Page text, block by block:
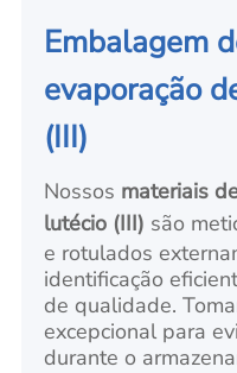
Embalagem
evaporação
(III)
Nossos materiais
lutécio (III) são
e rotulados
identificação
de qualidade.
excepcional para
durante o